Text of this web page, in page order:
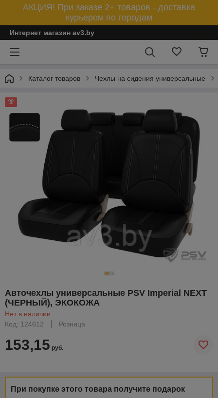
АКЦИЯ! При заказе 2+ товаров - доставка
курьером по городам
Интернет магазин av3.by
Каталог товаров Чехлы на сидения универсальные
Авточехлы универсальные PSV Imperial NEXT
(ЧЕРНЫЙ), ЭКОКОЖА
Нет в наличии
Код: 124612
Розница
153,15 руб.
При покупке этого товара получите подарок